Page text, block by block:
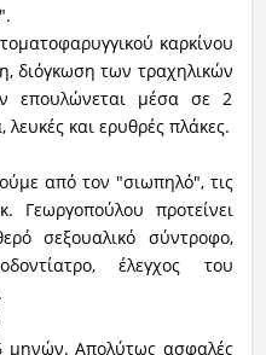
καρκίνου
διόγκωση των τραχηλικών
επουλώνεται μέσα σε 2
και ερυθρές πλάκες.
από τον "σιωπηλό", τις
Γεωργοπούλου προτείνει
σεξουαλικό σύντροφο,
έλεγχος του
μηνών. Απολύτως ασφαλές